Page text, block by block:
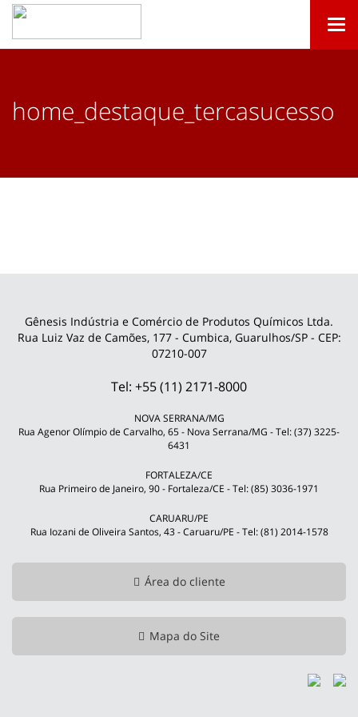
home_destaque_tercasucesso
Gênesis Indústria e Comércio de Produtos Químicos Ltda.
Rua Luiz Vaz de Camões, 177 - Cumbica, Guarulhos/SP - CEP:
07210-007
Tel: +55 (11) 2171-8000
NOVA SERRANA/MG
Rua Agenor Olímpio de Carvalho, 65 - Nova Serrana/MG - Tel: (37) 3225-
6431
FORTALEZA/CE
Rua Primeiro de Janeiro, 90 - Fortaleza/CE - Tel: (85) 3036-1971
CARUARU/PE
Rua Iozani de Oliveira Santos, 43 - Caruaru/PE - Tel: (81) 2014-1578
Área do cliente
Mapa do Site